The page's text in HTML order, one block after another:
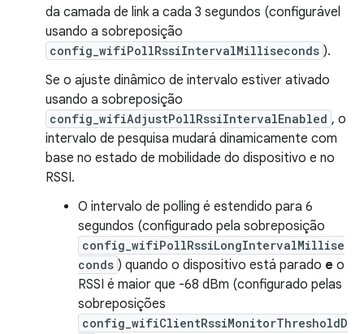
da camada de link a cada 3 segundos (configurável
usando a sobreposição
config_wifiPollRssiIntervalMilliseconds ).
Se o ajuste dinâmico de intervalo estiver ativado
usando a sobreposição
config_wifiAdjustPollRssiIntervalEnabled , o
intervalo de pesquisa mudará dinamicamente com
base no estado de mobilidade do dispositivo e no
RSSI.
O intervalo de polling é estendido para 6
segundos (configurado pela sobreposição
config_wifiPollRssiLongIntervalMillise
conds ) quando o dispositivo está parado e o
RSSI é maior que -68 dBm (configurado pelas
sobreposições
config_wifiClientRssiMonitorThresholdD